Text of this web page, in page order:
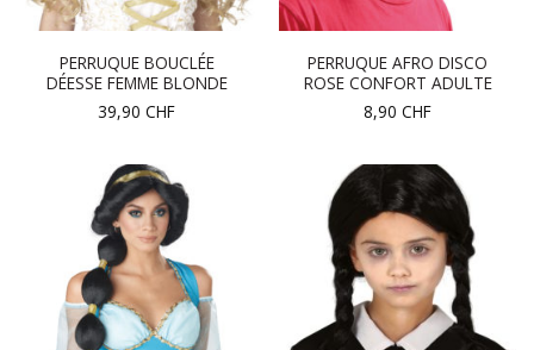
PERRUQUE BOUCLÉE
DÉESSE FEMME BLONDE
39,90 CHF
PERRUQUE AFRO DISCO
ROSE CONFORT ADULTE
8,90 CHF